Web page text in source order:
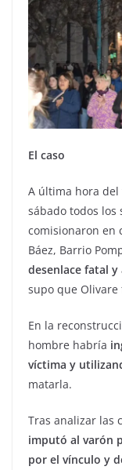
El caso
A última hora
sábado todos los
comisionaron en
Báez, Barrio
desenlace fatal y
supo que
En la
hombre habría
víctima y
matarla.
Tras analizar las
imputó al varón
por el vínculo y